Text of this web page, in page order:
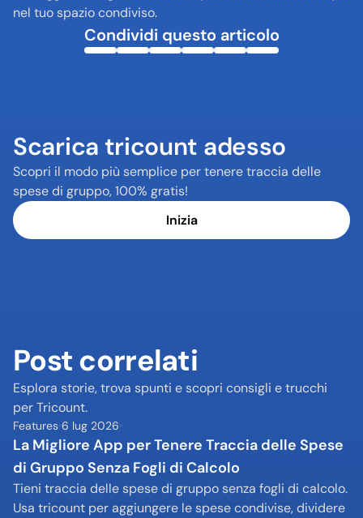
nel tuo spazio condiviso.
Condividi questo articolo
Scarica tricount adesso
Scopri il modo più semplice per tenere traccia delle
spese di gruppo, 100% gratis!
Inizia
Post correlati
Esplora storie, trova spunti e scopri consigli e trucchi
per Tricount.
Features 6 lug 2026
La Migliore App per Tenere Traccia delle Spese
di Gruppo Senza Fogli di Calcolo
Tieni traccia delle spese di gruppo senza fogli di calcolo.
Usa tricount per aggiungere le spese condivise, dividere